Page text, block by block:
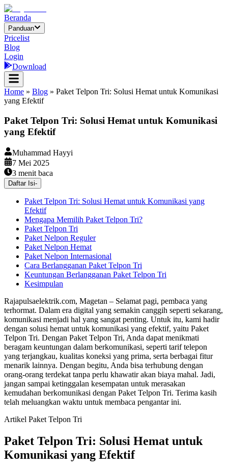
Beranda
Panduan
Pricelist
Blog
Login
Download
Home » Blog » Paket Telpon Tri: Solusi Hemat untuk Komunikasi
yang Efektif
Paket Telpon Tri: Solusi Hemat untuk Komunikasi
yang Efektif
Muhammad Hayyi
7 Mei 2025
3 menit baca
Daftar Isi-
Paket Telpon Tri: Solusi Hemat untuk Komunikasi yang
Efektif
Mengapa Memilih Paket Telpon Tri?
Paket Telpon Tri
Paket Nelpon Reguler
Paket Nelpon Hemat
Paket Nelpon Internasional
Cara Berlangganan Paket Telpon Tri
Keuntungan Berlangganan Paket Telpon Tri
Kesimpulan
Rajapulsaelektrik.com, Magetan – Selamat pagi, pembaca yang
terhormat. Dalam era digital yang semakin canggih seperti sekarang,
komunikasi menjadi hal yang sangat penting. Untuk itu, kami hadir
dengan solusi hemat untuk komunikasi yang efektif, yaitu Paket
Telpon Tri. Dengan Paket Telpon Tri, Anda dapat menikmati
beragam keuntungan dalam berkomunikasi, seperti tarif telepon
yang terjangkau, kualitas koneksi yang prima, serta berbagai fitur
menarik lainnya. Dengan begitu, Anda bisa terhubung dengan
orang-orang terdekat tanpa perlu khawatir akan biaya mahal. Jadi,
jangan sampai ketinggalan kesempatan untuk merasakan
kemudahan berkomunikasi dengan Paket Telpon Tri. Terima kasih
telah meluangkan waktu untuk membaca pengantar ini.
Artikel Paket Telpon Tri
Paket Telpon Tri: Solusi Hemat untuk
Komunikasi yang Efektif